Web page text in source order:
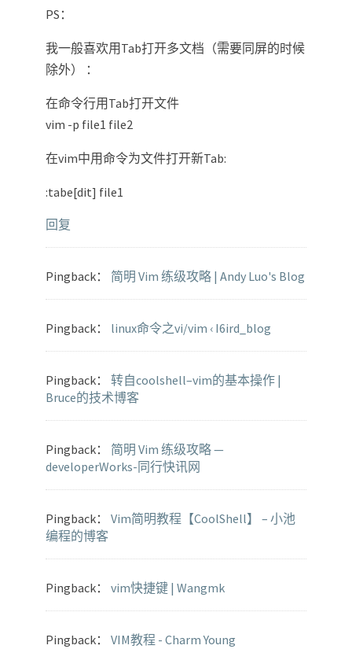
PS：
我一般喜欢用Tab打开多文档（需要同屏的时候
除外） ：
在命令行用Tab打开文件
vim -p file1 file2
在vim中用命令为文件打开新Tab:
:tabe[dit] file1
回复
Pingback： 简明 Vim 练级攻略 | Andy Luo's Blog
Pingback： linux命令之vi/vim ‹ I6ird_blog
Pingback： 转自coolshell–vim的基本操作 |
Bruce的技术博客
Pingback： 简明 Vim 练级攻略 —
developerWorks-同行快讯网
Pingback： Vim简明教程【CoolShell】 – 小池
编程的博客
Pingback： vim快捷键 | Wangmk
Pingback： VIM教程 - Charm Young